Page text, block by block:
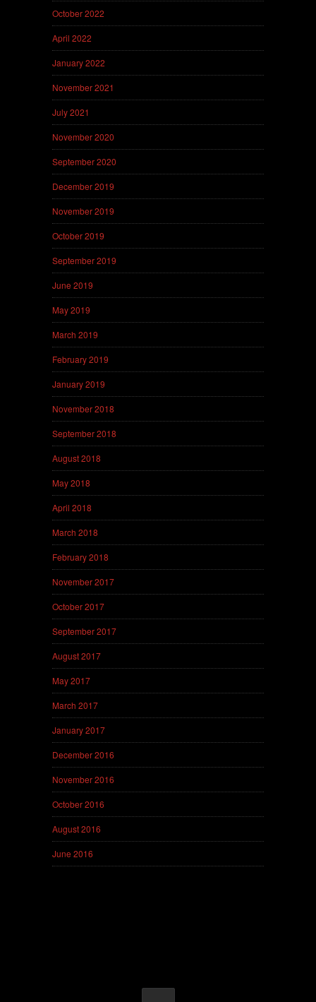
October 2022
April 2022
January 2022
November 2021
July 2021
November 2020
September 2020
December 2019
November 2019
October 2019
September 2019
June 2019
May 2019
March 2019
February 2019
January 2019
November 2018
September 2018
August 2018
May 2018
April 2018
March 2018
February 2018
November 2017
October 2017
September 2017
August 2017
May 2017
March 2017
January 2017
December 2016
November 2016
October 2016
August 2016
June 2016